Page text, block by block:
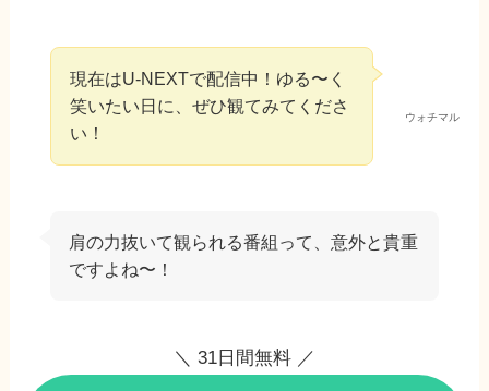
ウォチマル
現在はU-NEXTで配信中！ゆる〜く
笑いたい日に、ぜひ観てみてくださ
い！
肩の力抜いて観られる番組って、意外と貴重
ですよね〜！
＼ 31日間無料 ／